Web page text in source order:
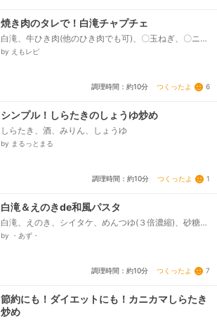
焼き肉のタレで！白滝チャプチェ
白滝、牛ひき肉(他のひき肉でも可)、〇玉ねぎ、〇ニン
ジン、〇ピーマン、★焼き肉のタレ、★酒、塩胡椒、
by えもレピ
調理時間：約10分 つくったよ 6
シンプル！しらたきのしょうゆ炒め
しらたき、酒、みりん、しょうゆ
by まるっとまる
調理時間：約10分 つくったよ 1
白滝＆えのきde和風パスタ
白滝、えのき、シイタケ、めんつゆ(３倍濃縮)、砂糖、
バター、刻みのり、大葉
by ・あず・
調理時間：約10分 つくったよ 7
節約にも！ダイエットにも！カニカマしらたき
炒め